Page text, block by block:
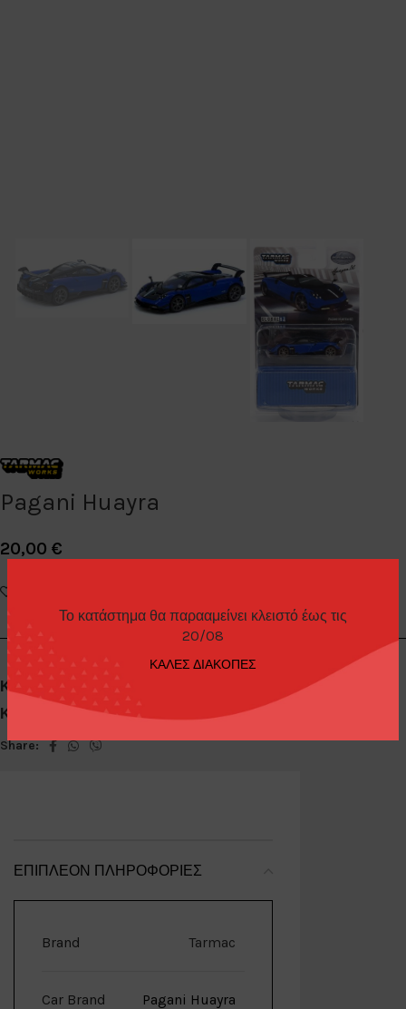
Το κατάστημα θα παρααμείνει κλειστό έως τις
20/08
ΚΑΛΕΣ ΔΙΑΚΟΠΕΣ
Pagani Huayra
20,00 €
Κωδικός προϊόντος:
Κατηγορίες: Diecast Cars 1/64 Tarmac
Share:
ΕΠΙΠΛΈΟΝ ΠΛΗΡΟΦΟΡΊΕΣ
Brand Tarmac
Car Brand Pagani Huayra